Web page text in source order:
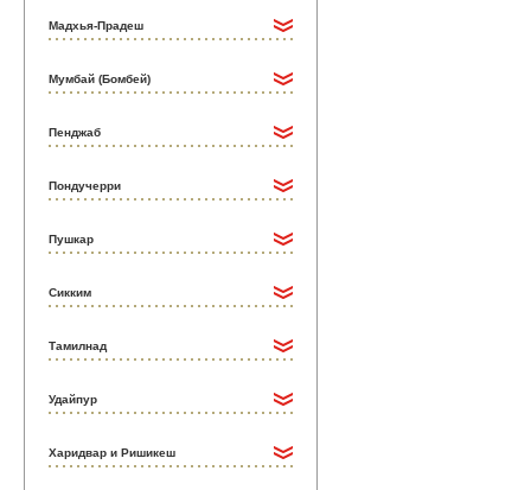
Мадхья-Прадеш
Мумбай (Бомбей)
Пенджаб
Пондучерри
Пушкар
Сикким
Тамилнад
Удайпур
Харидвар и Ришикеш